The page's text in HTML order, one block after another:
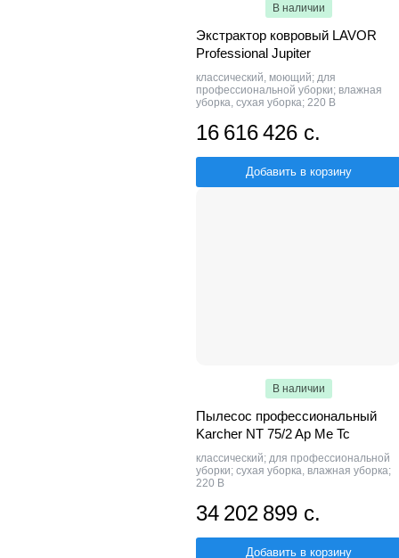
В наличии
Экстрактор ковровый LAVOR
Professional Jupiter
классический, моющий; для
профессиональной уборки; влажная
уборка, сухая уборка; 220 В
16 616 426 с.
Добавить в корзину
В наличии
Пылесос профессиональный
Karcher NT 75/2 Ap Me Tc
классический; для профессиональной
уборки; сухая уборка, влажная уборка;
220 В
34 202 899 с.
Добавить в корзину